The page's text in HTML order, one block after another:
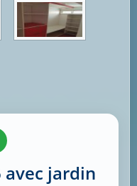
avec jardin